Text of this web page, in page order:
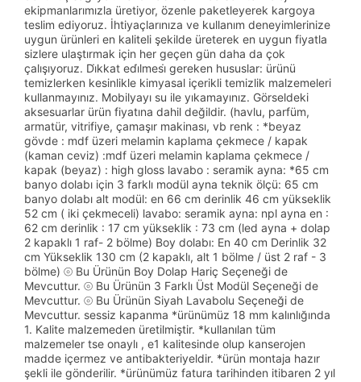
ekipmanlarımızla üretiyor, özenle paketleyerek kargoya
teslim ediyoruz. İhtiyaçlarınıza ve kullanım deneyimlerinize
uygun ürünleri en kaliteli şekilde üreterek en uygun fiyatla
sizlere ulaştırmak için her geçen gün daha da çok
çalışıyoruz. Di̇kkat edi̇lmesi̇ gereken hususlar: ürünü
temizlerken kesinlikle kimyasal içerikli temizlik malzemeleri
kullanmayınız. Mobilyayı su ile yıkamayınız. Görseldeki
aksesuarlar ürün fiyatına dahil değildir. (havlu, parfüm,
armatür, vitrifiye, çamaşır makinası, vb renk : *beyaz
gövde : mdf üzeri melamin kaplama çekmece / kapak
(kaman ceviz) :mdf üzeri melamin kaplama çekmece /
kapak (beyaz) : high gloss lavabo : seramik ayna: *65 cm
banyo dolabı için 3 farklı modül ayna teknik ölçü: 65 cm
banyo dolabı alt modül: en 66 cm derinlik 46 cm yükseklik
52 cm ( iki çekmeceli) lavabo: seramik ayna: npl ayna en :
62 cm derinlik : 17 cm yükseklik : 73 cm (led ayna + dolap
2 kapaklı 1 raf- 2 bölme) Boy dolabı: En 40 cm Derinlik 32
cm Yükseklik 130 cm (2 kapaklı, alt 1 bölme / üst 2 raf - 3
bölme) ⦾ Bu Ürünün Boy Dolap Hariç Seçeneği de
Mevcuttur. ⦾ Bu Ürünün 3 Farklı Üst Modül Seçeneği de
Mevcuttur. ⦾ Bu Ürünün Siyah Lavabolu Seçeneği de
Mevcuttur. sessiz kapanma *ürünümüz 18 mm kalınlığında
1. Kalite malzemeden üretilmiştir. *kullanılan tüm
malzemeler tse onaylı , e1 kalitesinde olup kanserojen
madde içermez ve antibakteriyeldir. *ürün montaja hazır
şekli ile gönderilir. *ürünümüz fatura tarihinden itibaren 2 yıl